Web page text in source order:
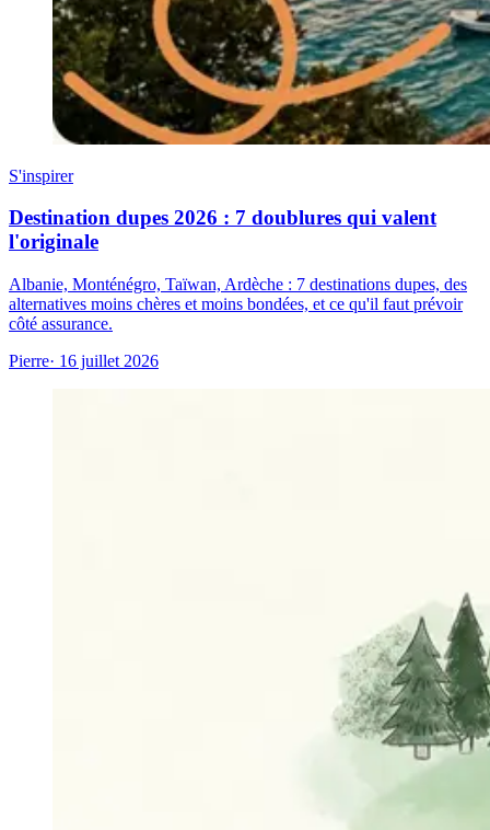
S'inspirer
Destination dupes 2026 : 7 doublures qui valent
l'originale
Albanie, Monténégro, Taïwan, Ardèche : 7 destinations dupes, des
alternatives moins chères et moins bondées, et ce qu'il faut prévoir
côté assurance.
Pierre· 16 juillet 2026